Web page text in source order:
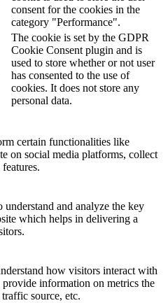
consent for the cookies in the
category "Performance".
The cookie is set by the GDPR
Cookie Consent plugin and is
used to store whether or not user
has consented to the use of
cookies. It does not store any
personal data.
certain functionalities like
on social media platforms, collect
understand and analyze the key
which helps in delivering a
how visitors interact with
information on metrics the
source, etc.